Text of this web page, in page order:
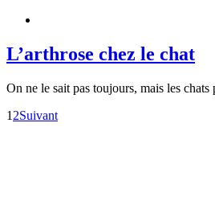
L’arthrose chez le chat
On ne le sait pas toujours, mais les chats
1 2Suivant